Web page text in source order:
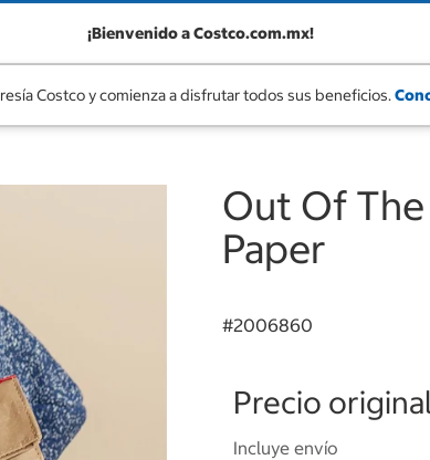
¡Bienvenido a Costco.com.mx!
Costco y comienza a disfrutar todos sus beneficios.
Out Of
Paper
#2006860
Precio
Incluye envío